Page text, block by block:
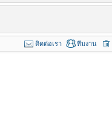
ทีมงาน
ติดต่อเรา